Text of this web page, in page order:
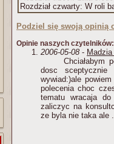
Rozdział czwarty: W roli
Podziel się swoją opinią
Opinie naszych czytelników:
2006-05-08 -
Chciałabym
dosc
wywiad:)ale
polecenia choc
tematu wracaja
zaliczyc na
ze byla nie taka ale